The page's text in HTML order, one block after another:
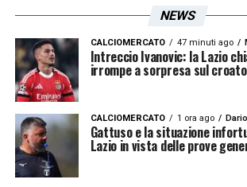
NEWS
CALCIOMERCATO 47 minuti ago
Intreccio Ivanovic: la Lazio
irrompe a sorpresa sul croato
CALCIOMERCATO 1 ora ago
Gattuso e la situazione
Lazio in vista delle prove